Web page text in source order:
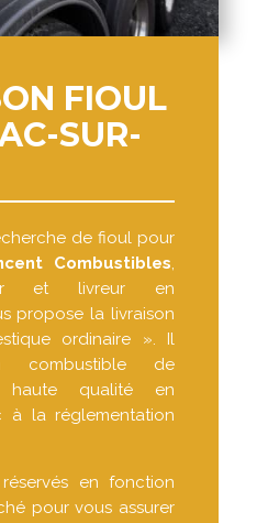
FIOUL
SUR-
de fioul pour
Combustibles,
et livreur en
propose la livraison
ordinaire ». Il
combustible de
haute qualité en
à la réglementation
en fonction
pour vous assurer